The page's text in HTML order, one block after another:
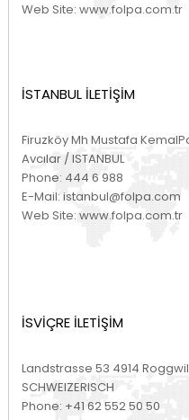
Web Site: www.folpa.com.tr
İSTANBUL İLETİŞİM
Firuzköy Mh Mustafa
Avcılar / ISTANBUL
Phone: 444 6 988
E-Mail: istanbul@folpa.com
Web Site: www.folpa.com.tr
İSVİÇRE İLETİŞİM
Landstrasse 53 4914 Roggwil
SCHWEIZERISCH
Phone: +41 62 552 50 50